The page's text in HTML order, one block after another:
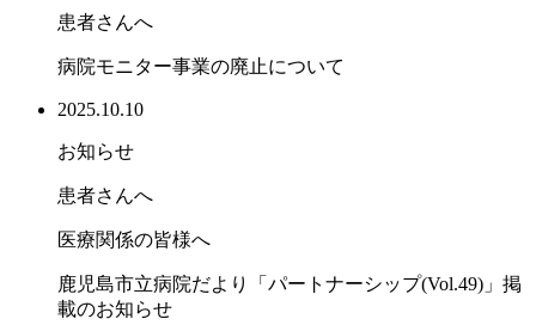
患者さんへ
病院モニター事業の廃止について
2025.10.10
お知らせ
患者さんへ
医療関係の皆様へ
鹿児島市立病院だより「パートナーシップ(Vol.49)」掲
載のお知らせ